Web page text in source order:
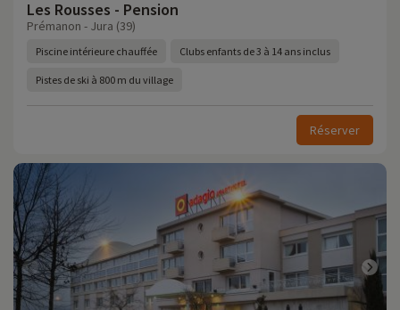
Les Rousses - Pension
Prémanon - Jura (39)
Piscine intérieure chauffée Clubs enfants de 3 à 14 ans inclus
Pistes de ski à 800 m du village
Réserver